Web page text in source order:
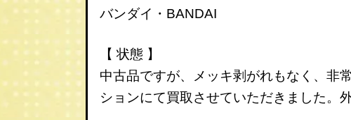
バンダイ・BANDAI
【 状態 】
中古品ですが、メッキ剥がれもなく、非
ションにて買取させていただきました。